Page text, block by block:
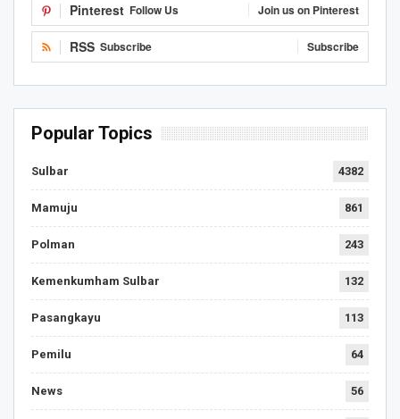
Pinterest Follow Us Join us on Pinterest
RSS Subscribe Subscribe
Popular Topics
Sulbar 4382
Mamuju 861
Polman 243
Kemenkumham Sulbar 132
Pasangkayu 113
Pemilu 64
News 56